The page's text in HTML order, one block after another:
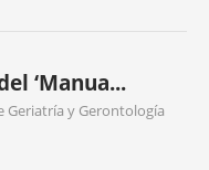
‘Manua...
Geriatría y Gerontología